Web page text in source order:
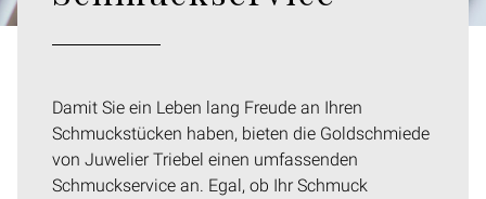
Damit Sie ein Leben lang Freude an Ihren
Schmuckstücken haben, bieten die Goldschmiede
von Juwelier Triebel einen umfassenden
Schmuckservice an. Egal, ob Ihr Schmuck